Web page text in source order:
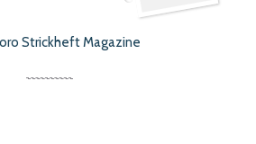
Strickheft Magazine